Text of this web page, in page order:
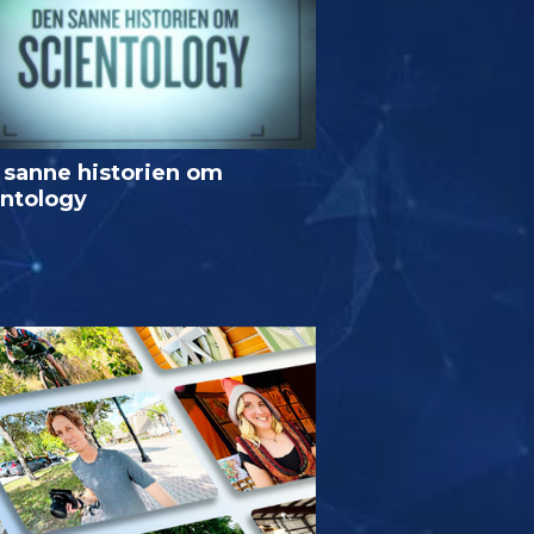
historien om